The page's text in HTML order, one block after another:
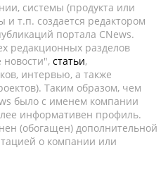
системы (продукта или
и т.п. создается редактором
портала CNews.
редакционных разделов
статьи,
интервью, а также
Таким образом, чем
было с именем компании
информативен профиль.
(обогащен) дополнительной
о компании или